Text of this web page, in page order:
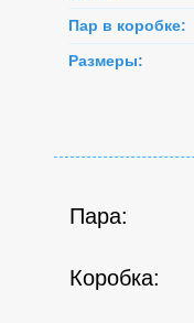
Пар в коробке:
Размеры:
Пара:
Коробка: